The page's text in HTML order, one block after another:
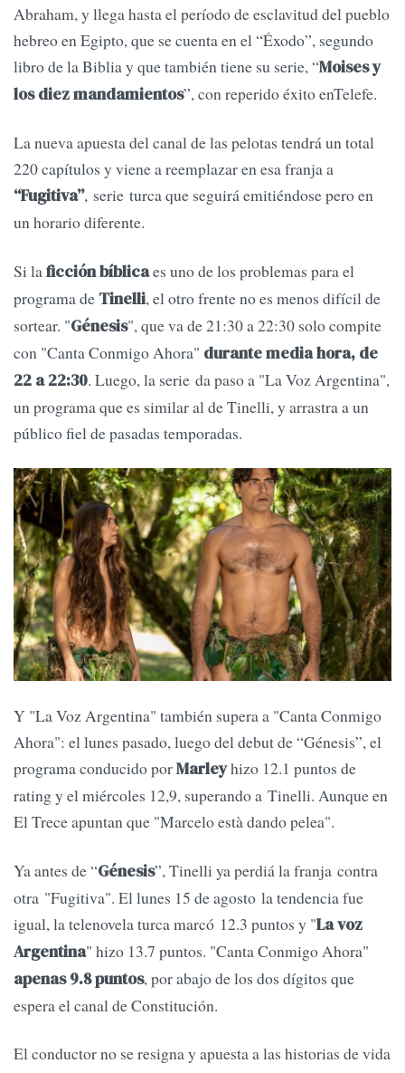
Abraham, y llega hasta el período de esclavitud del pueblo
hebreo en Egipto, que se cuenta en el “Éxodo”, segundo
libro de la Biblia y que también tiene su serie, “Moises y
los diez mandamientos”, con reperido éxito enTelefe.
La nueva apuesta del canal de las pelotas tendrá un total
220 capítulos y viene a reemplazar en esa franja a
“Fugitiva”, serie turca que seguirá emitiéndose pero en
un horario diferente.
Si laficción bíblicaes uno de los problemas para el
programa de Tinelli, el otro frente no es menos difícil de
sortear. "Génesis", que va de 21:30 a 22:30 solo compite
con "Canta Conmigo Ahora" durante media hora, de
22 a 22:30. Luego, la serie da paso a "La Voz Argentina",
un programa que es similar al de Tinelli, y arrastra a un
público fiel de pasadas temporadas.
Y "La Voz Argentina" también supera a "Canta Conmigo
Ahora": el lunes pasado, luego del debut de “Génesis”, el
programa conducido porMarleyhizo 12.1 puntos de
rating y el miércoles 12,9, superando a Tinelli. Aunque en
El Trece apuntan que "Marcelo està dando pelea".
Ya antes de “Génesis”, Tinelli ya perdiá la franja contra
otra "Fugitiva". El lunes 15 de agosto la tendencia fue
igual, la telenovela turca marcó 12.3 puntos y "La voz
Argentina" hizo 13.7 puntos. "Canta Conmigo Ahora"
apenas 9.8 puntos, por abajo de los dos dígitos que
espera el canal de Constitución.
El conductor no se resigna y apuesta a las historias de vida